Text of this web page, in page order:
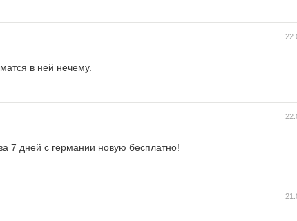
в ней нечему.
7 дней с германии новую бесплатно!